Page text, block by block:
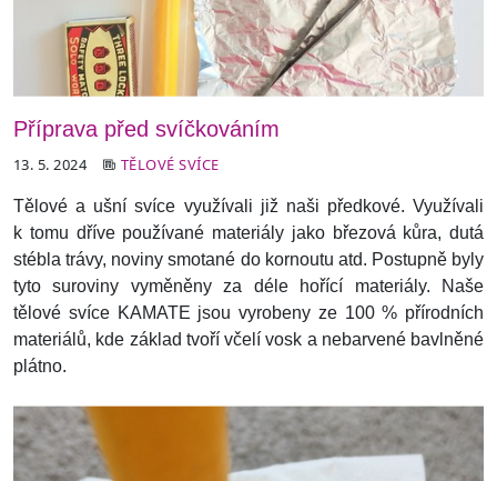
Příprava před svíčkováním
13. 5. 2024 TĚLOVÉ SVÍCE
Tělové a ušní svíce využívali již naši předkové. Využívali
k tomu dříve používané materiály jako březová kůra, dutá
stébla trávy, noviny smotané do kornoutu atd. Postupně byly
tyto suroviny vyměněny za déle hořící materiály. Naše
tělové svíce KAMATE jsou vyrobeny ze 100 % přírodních
materiálů, kde základ tvoří včelí vosk a nebarvené bavlněné
plátno.